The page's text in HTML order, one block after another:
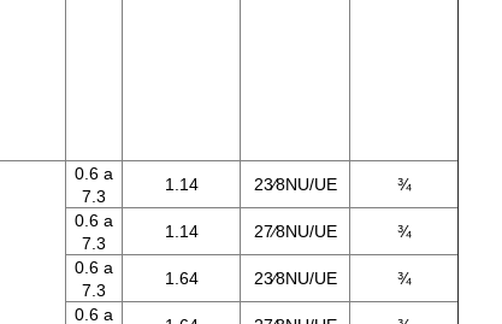
0.6 a
7.3
1.14 23⁄8NU/UE ¾
0.6 a
7.3
1.14 27⁄8NU/UE ¾
0.6 a
7.3
1.64 23⁄8NU/UE ¾
0.6 a